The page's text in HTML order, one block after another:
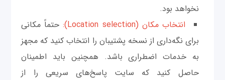
نخواهد بود.
انتخاب مکان (Location selection):
حتماً مکانی
برای نگه‌داری از نسخه پشتیبان را انتخاب کنید که مجهز
به خدمات اضطراری باشد. همچنین باید اطمینان
حاصل کنید که سایت پاسخ‌های سریعی را از